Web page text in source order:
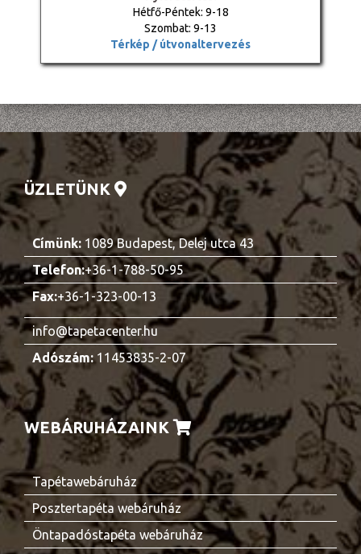
Hétfő-Péntek: 9-18
Szombat: 9-13
Térkép / útvonaltervezés
ÜZLETÜNK
Címünk: 1089 Budapest, Delej utca 43
Telefon:+36-1-788-50-95
Fax:+36-1-323-00-13
info@tapetacenter.hu
Adószám:11453835-2-07
WEBÁRUHÁZAINK
Tapétawebáruház
Posztertapéta webáruház
Öntapadóstapéta webáruház